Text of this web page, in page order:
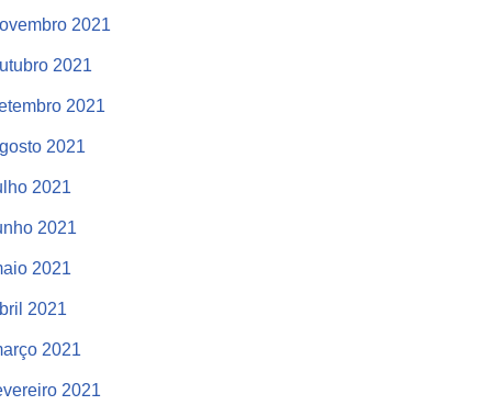
2021
2021
2021
2021
2021
2021
2021
2021
2021
2021